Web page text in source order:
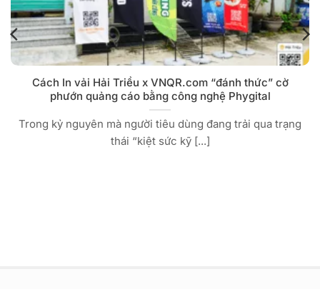
Cách In vải Hải Triều x VNQR.com “đánh thức” cờ
phướn quảng cáo bằng công nghệ Phygital
Trong kỷ nguyên mà người tiêu dùng đang trải qua trạng
thái “kiệt sức kỹ [...]